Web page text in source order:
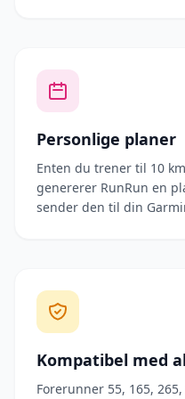
Personlige planer
Enten du trener til 10
genererer RunRun en
sender den til din
Kompatibel med
Forerunner 55, 165,